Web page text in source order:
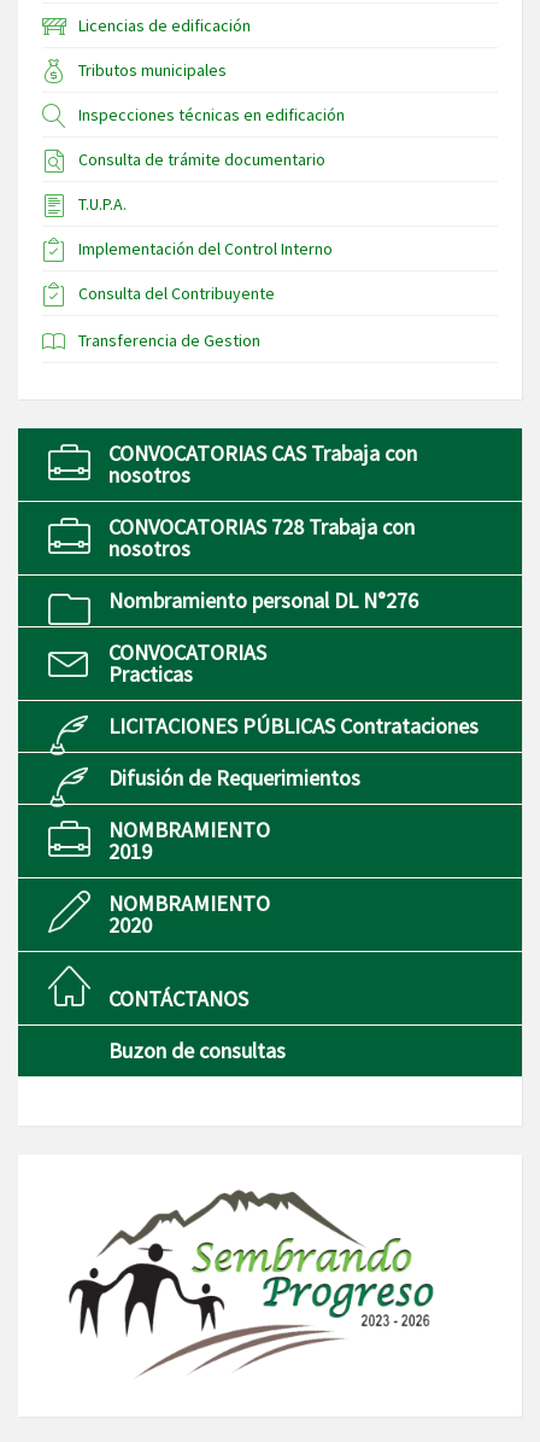
Licencias de edificación
Tributos municipales
Inspecciones técnicas en edificación
Consulta de trámite documentario
T.U.P.A.
Implementación del Control Interno
Consulta del Contribuyente
Transferencia de Gestion
CONVOCATORIAS CAS Trabaja con
nosotros
CONVOCATORIAS 728 Trabaja con
nosotros
Nombramiento personal DL N°276
CONVOCATORIAS
Practicas
LICITACIONES PÚBLICAS Contrataciones
Difusión de Requerimientos
NOMBRAMIENTO
2019
NOMBRAMIENTO
2020
CONTÁCTANOS
Buzon de consultas